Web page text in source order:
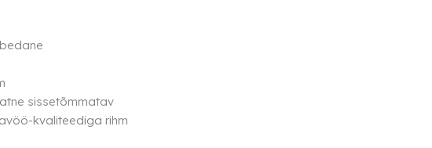
sissetõmmatav
kvaliteediga rihm